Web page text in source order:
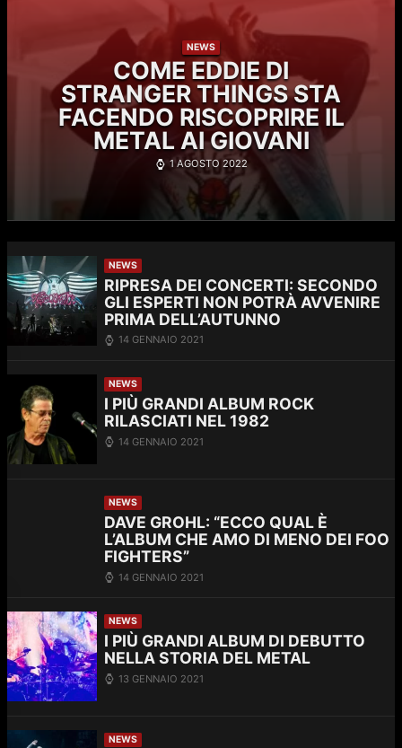
NEWS
COME EDDIE DI
STRANGER THINGS STA
FACENDO RISCOPRIRE IL
METAL AI GIOVANI
1 AGOSTO 2022
NEWS
RIPRESA DEI CONCERTI: SECONDO
GLI ESPERTI NON POTRÀ AVVENIRE
PRIMA DELL’AUTUNNO
14 GENNAIO 2021
NEWS
I PIÙ GRANDI ALBUM ROCK
RILASCIATI NEL 1982
14 GENNAIO 2021
NEWS
DAVE GROHL: “ECCO QUAL È
L’ALBUM CHE AMO DI MENO DEI FOO
FIGHTERS”
14 GENNAIO 2021
NEWS
I PIÙ GRANDI ALBUM DI DEBUTTO
NELLA STORIA DEL METAL
13 GENNAIO 2021
NEWS